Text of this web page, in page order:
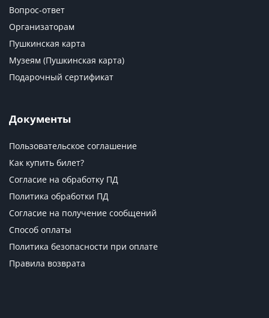
Вопрос-ответ
Организаторам
Пушкинская карта
Музеям (Пушкинская карта)
Подарочный сертификат
Документы
Пользовательское соглашение
Как купить билет?
Согласие на обработку ПД
Политика обработки ПД
Согласие на получение сообщений
Способ оплаты
Политика безопасности при оплате
Правила возврата